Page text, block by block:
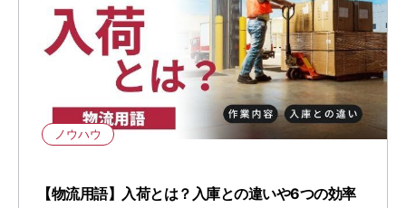
ノウハウ
【物流用語】入荷とは？入庫との違いや6つの効率